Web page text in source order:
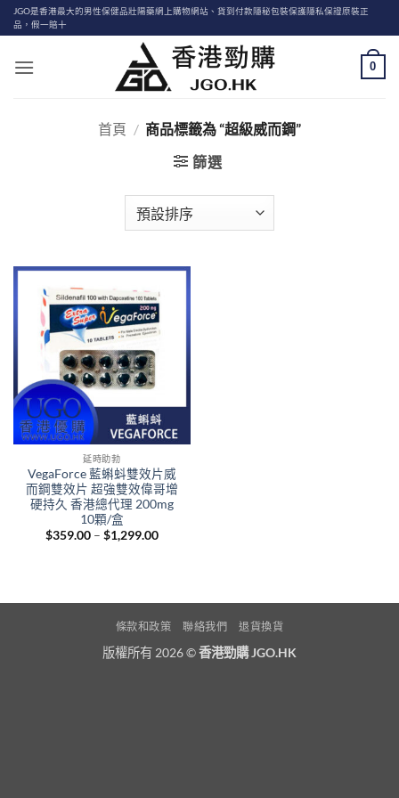
Skip
to
JGO是香港最大的男性保健品壯陽藥網上購物網站、貨到付款隱秘包裝保護隱私保證原裝正
品，假一賠十
0
首頁 / 商品標籤為 “超級威而鋼”
篩選
延時助勃
VegaForce 藍蝌蚪雙效片威
而鋼雙效片 超強雙效偉哥增
硬持久 香港總代理 200mg
10顆/盒
$359.00 – $1,299.00Price
條款和政策 聯絡我們 退貨換貨
版權所有 2026 ©香港勁購 JGO.HK